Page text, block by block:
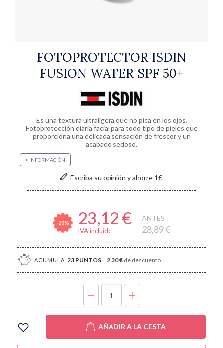
FOTOPROTECTOR ISDIN
FUSION WATER SPF 50+
Es una textura ultraligera que no pica en los ojos.
Fotoprotección diaria facial para todo tipo de pieles que
proporciona una delicada sensación de frescor y un
acabado sedoso.
+ INFORMACIÓN
Escriba su opinión y ahorre 1€
-20% 23,12 €
IVA incluido
ANTES
28,89 €
ACUMULA 23 PUNTOS = 2,30 € de descuento
UNIDADES
AÑADIR A LA CESTA